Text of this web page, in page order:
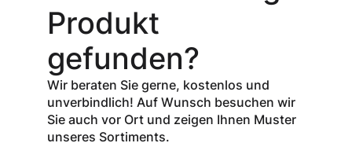
erhalten Sie
% Rabattauf
den Netto-
Verkaufspreis
aller Produkte
der Marke
InSpec von
Redditch
Produkt
gefunden?
Wir beraten Sie gerne, kostenlos und
unverbindlich! Auf Wunsch besuchen wir
Sie auch vor Ort und zeigen Ihnen Muster
unseres Sortiments.